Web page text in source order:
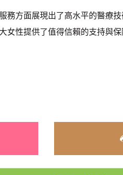
方面展現出了高水平的醫療技
女性提供了值得信賴的支持與